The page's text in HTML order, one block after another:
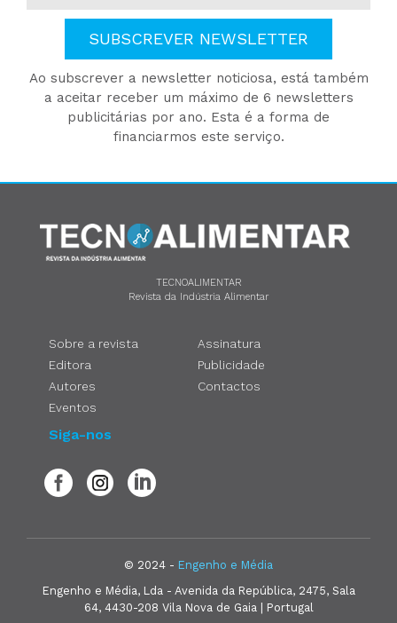
SUBSCREVER NEWSLETTER
Ao subscrever a newsletter noticiosa, está também
a aceitar receber um máximo de 6 newsletters
publicitárias por ano. Esta é a forma de
financiarmos este serviço.
TECNOALIMENTAR
Revista da Indústria Alimentar
Sobre a revista
Editora
Autores
Eventos
Assinatura
Publicidade
Contactos
Siga-nos
© 2024 - Engenho e Média
Engenho e Média, Lda - Avenida da República, 2475, Sala
64, 4430-208 Vila Nova de Gaia | Portugal